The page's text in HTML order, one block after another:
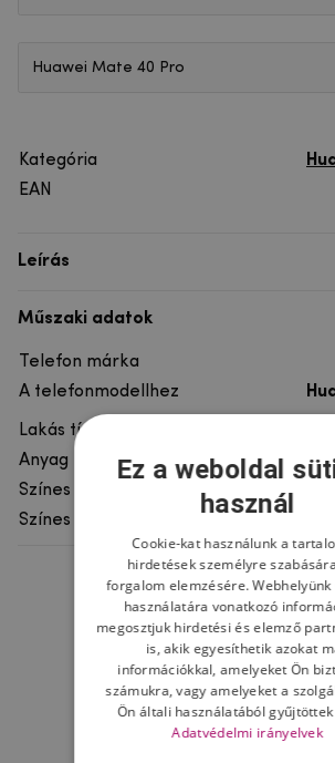
Huawei Mate 40 Pro
Kategória
EAN
Leírás
Műszaki adatok
Telefon márka
A telefonmodellhez
Lakás típusa
Anyag
Színes
Színes motívum
Ne felejtsd
Ez a weboldal
használ
Cookie-kat használunk a
hirdetések személyre
forgalom elemzésére. Webhelyünk
használatára vonatkozó
megosztjuk hirdetési és elemző
is, akik egyesíthetik azokat
információkkal, amelyeket Ön
számukra, vagy amelyeket a
Ön általi használatából gyűjtöttek
Adatvédelmi irányelvek